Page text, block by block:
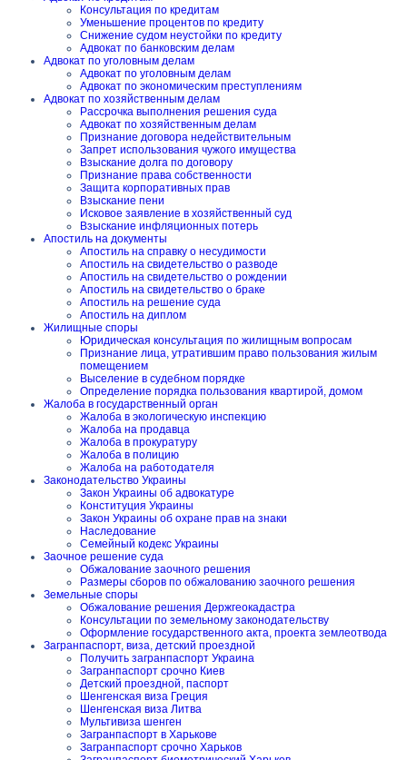
Консультация по кредитам
Уменьшение процентов по кредиту
Снижение судом неустойки по кредиту
Адвокат по банковским делам
Адвокат по уголовным делам
Адвокат по уголовным делам
Адвокат по экономическим преступлениям
Адвокат по хозяйственным делам
Рассрочка выполнения решения суда
Адвокат по хозяйственным делам
Признание договора недействительным
Запрет использования чужого имущества
Взыскание долга по договору
Признание права собственности
Защита корпоративных прав
Взыскание пени
Исковое заявление в хозяйственный суд
Взыскание инфляционных потерь
Апостиль на документы
Апостиль на справку о несудимости
Апостиль на свидетельство о разводе
Апостиль на свидетельство о рождении
Апостиль на свидетельство о браке
Апостиль на решение суда
Апостиль на диплом
Жилищные споры
Юридическая консультация по жилищным вопросам
Признание лица, утратившим право пользования жилым
помещением
Выселение в судебном порядке
Определение порядка пользования квартирой, домом
Жалоба в государственный орган
Жалоба в экологическую инспекцию
Жалоба на продавца
Жалоба в прокуратуру
Жалоба в полицию
Жалоба на работодателя
Законодательство Украины
Закон Украины об адвокатуре
Конституция Украины
Закон Украины об охране прав на знаки
Наследование
Семейный кодекс Украины
Заочное решение суда
Обжалование заочного решения
Размеры сборов по обжалованию заочного решения
Земельные споры
Обжалование решения Держгеокадастра
Консультации по земельному законодательству
Оформление государственного акта, проекта землеотвода
Загранпаспорт, виза, детский проездной
Получить загранпаспорт Украина
Загранпаспорт срочно Киев
Детский проездной, паспорт
Шенгенская виза Греция
Шенгенская виза Литва
Мультивиза шенген
Загранпаспорт в Харькове
Загранпаспорт срочно Харьков